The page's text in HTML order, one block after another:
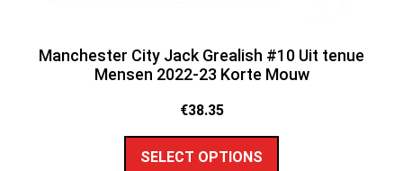
Manchester City Jack Grealish #10 Uit tenue
Mensen 2022-23 Korte Mouw
€38.35
SELECT OPTIONS